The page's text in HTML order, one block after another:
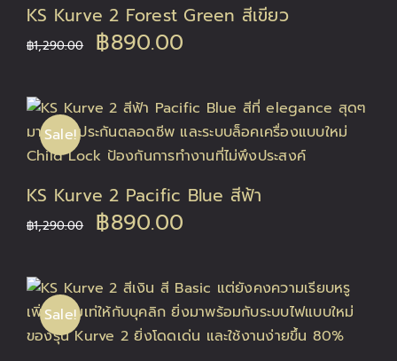
KS Kurve 2 Forest Green สีเขียว
฿1,290.00
Original
was:
฿1,290.00.
฿890.00
is:
฿890.00.
Sale!
KS Kurve 2 Pacific Blue สีฟ้า
฿1,290.00
Original
was:
฿1,290.00.
฿890.00
is:
฿890.00.
Sale!